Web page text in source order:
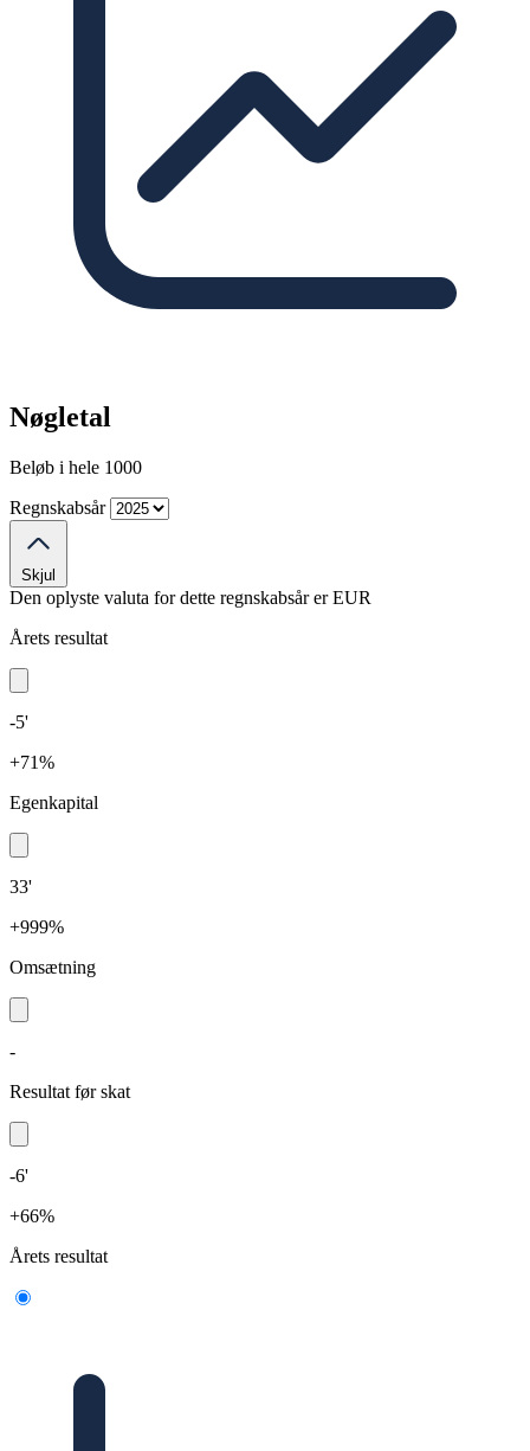
Nøgletal
Beløb i hele 1000
Regnskabsår
Skjul
Den oplyste valuta for dette regnskabsår erEUR
Årets resultat
-5'
+71%
Egenkapital
33'
+999%
Omsætning
-
Resultat før skat
-6'
+66%
Årets resultat